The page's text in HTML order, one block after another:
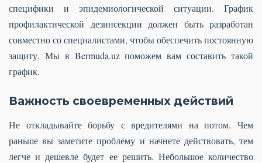
специфики и эпидемиологической ситуации. График
профилактической дезинсекции должен быть разработан
совместно со специалистами, чтобы обеспечить постоянную
защиту. Мы в Bermuda.uz поможем вам составить такой
график.
Важность своевременных действий
Не откладывайте борьбу с вредителями на потом. Чем
раньше вы заметите проблему и начнете действовать, тем
легче и дешевле будет ее решить. Небольшое количество